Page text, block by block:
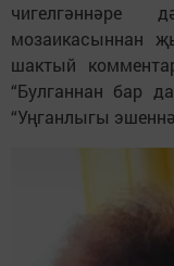
чигелгәннәре
мозаикасыннан
шактый
“Булганнан бар
“Уңганлыгы